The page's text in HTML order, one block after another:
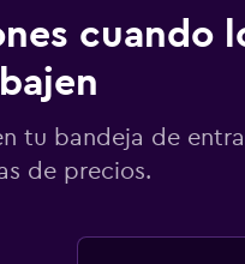
cuando
bajen
tu bandeja de
de precios.